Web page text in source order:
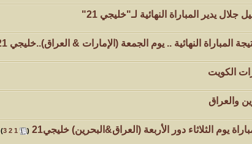
جلال يدير المباراة النهائية لـ"خليجي 21"
المباراة النهائية .. يوم الجمعة (الإمارات & العراق)..خليجي 21
الكويت
والعراق
يوم الثلاثاء دور الأربعة (العراق&البحرين) خليجي21 (
1
2
3
)